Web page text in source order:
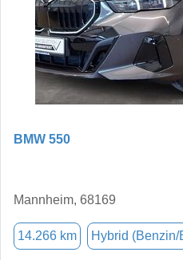
BMW 550
Mannheim, 68169
14.266 km Hybrid (Benzin/